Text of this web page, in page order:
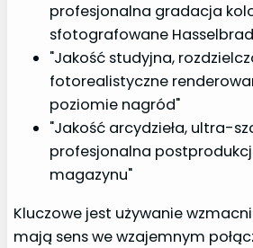
profesjonalna gradacja
sfotografowane
"Jakość studyjna,
fotorealistyczne
poziomie nagród"
"Jakość arcydzieła, ultra-
profesjonalna
magazynu"
Kluczowe jest używanie
mają sens we wzajemnym